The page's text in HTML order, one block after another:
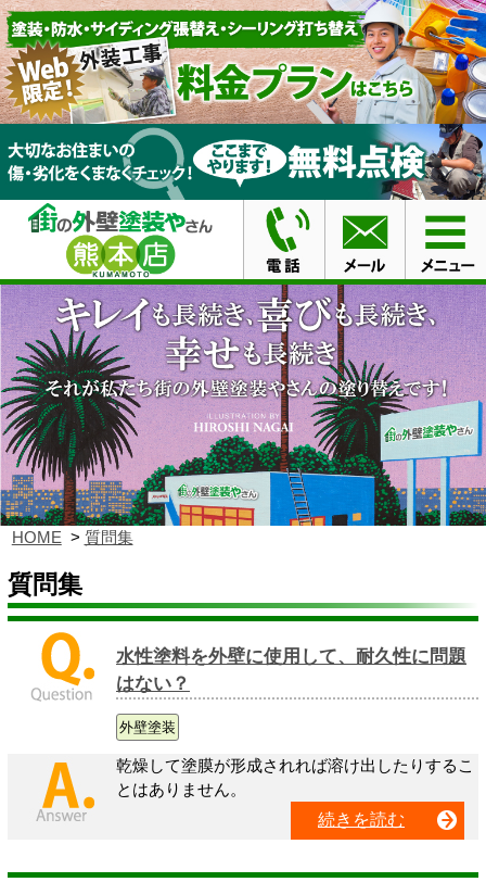
HOME 質問集
質問集
水性塗料を外壁に使用して、耐久性に問題
はない？
外壁塗装
乾燥して塗膜が形成されれば溶け出したりするこ
とはありません。
続きを読む